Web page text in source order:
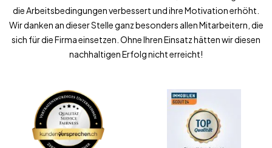
die Arbeitsbedingungen verbessert und ihre Motivation erhöht.
Wir danken an dieser Stelle ganz besonders allen Mitarbeitern, die
sich für die Firma einsetzen. Ohne Ihren Einsatz hätten wir diesen
nachhaltigen Erfolg nicht erreicht!